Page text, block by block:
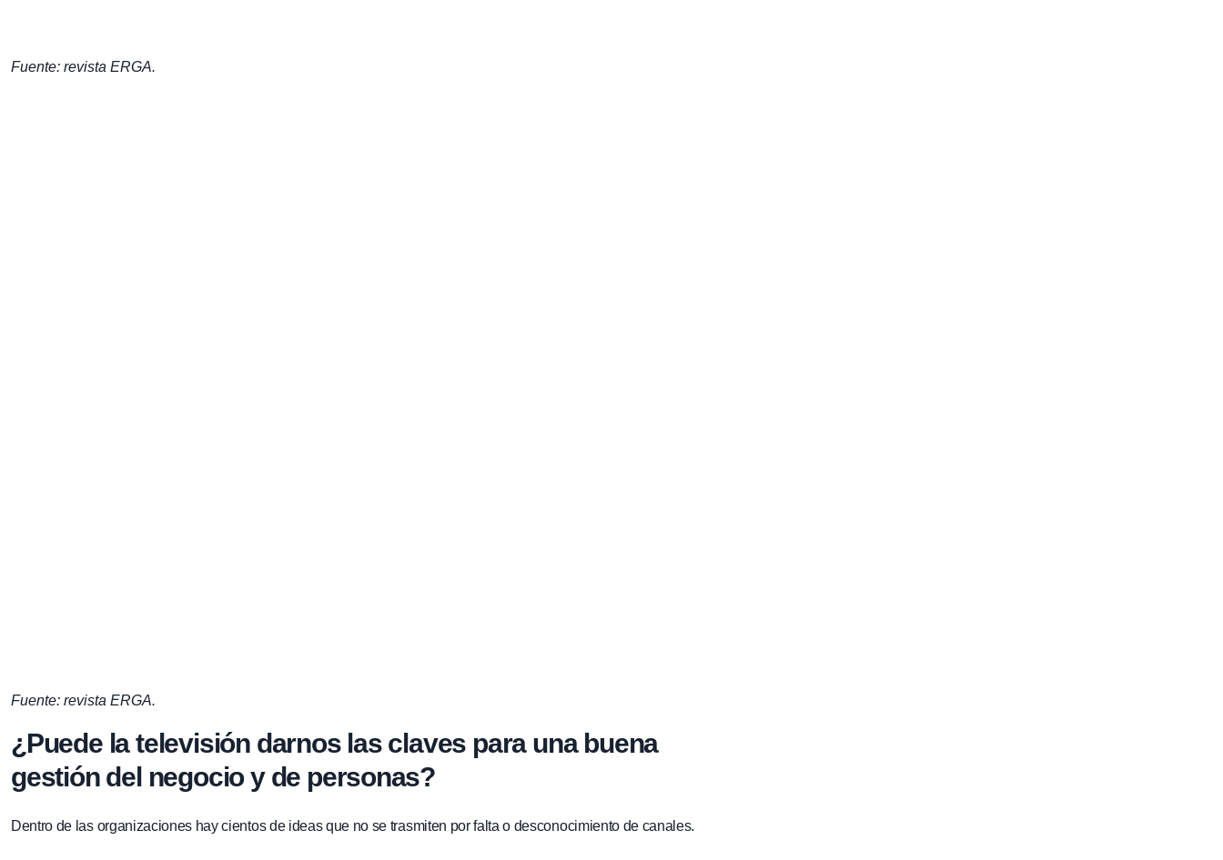
Fuente: revista ERGA.
Fuente: revista ERGA.
¿Puede la televisión darnos las claves para una buena
gestión del negocio y de personas?
Dentro de las organizaciones hay cientos de ideas que no se trasmiten por falta o desconocimiento de canales.